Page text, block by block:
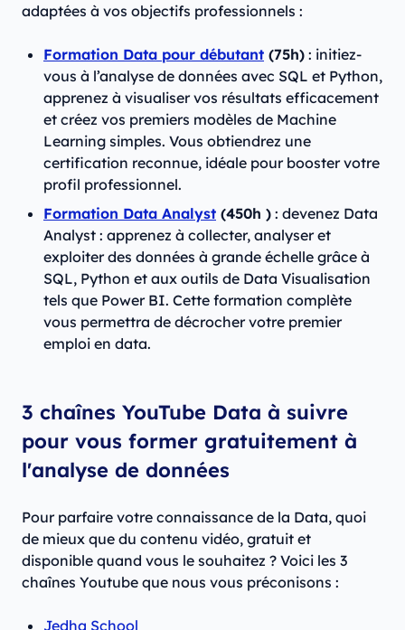
adaptées à vos objectifs professionnels :
Formation Data pour débutant (75h) : initiez-
vous à l’analyse de données avec SQL et Python,
apprenez à visualiser vos résultats efficacement
et créez vos premiers modèles de Machine
Learning simples. Vous obtiendrez une
certification reconnue, idéale pour booster votre
profil professionnel.
Formation Data Analyst (450h ) : devenez Data
Analyst : apprenez à collecter, analyser et
exploiter des données à grande échelle grâce à
SQL, Python et aux outils de Data Visualisation
tels que Power BI. Cette formation complète
vous permettra de décrocher votre premier
emploi en data.
3 chaînes YouTube Data à suivre
pour vous former gratuitement à
l'analyse de données
Pour parfaire votre connaissance de la Data, quoi
de mieux que du contenu vidéo, gratuit et
disponible quand vous le souhaitez ? Voici les 3
chaînes Youtube que nous vous préconisons :
Jedha School